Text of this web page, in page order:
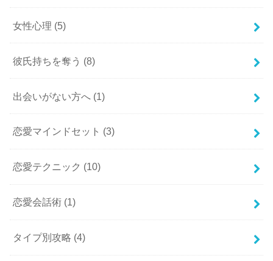
女性心理 (5)
彼氏持ちを奪う (8)
出会いがない方へ (1)
恋愛マインドセット (3)
恋愛テクニック (10)
恋愛会話術 (1)
タイプ別攻略 (4)